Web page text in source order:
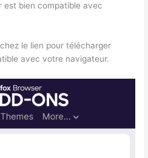
est bien compatible avec
le lien pour télécharger
avec votre navigateur.